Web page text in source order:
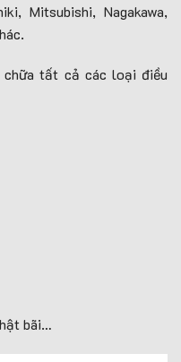
Mitsubishi, Nagakawa,
chữa tất cả các loại điều
bãi…